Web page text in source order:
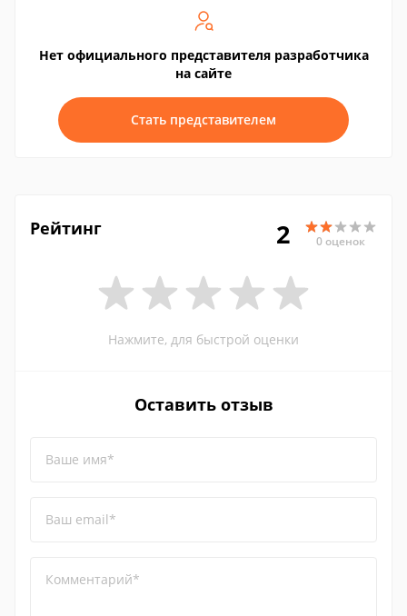
Нет официального представителя разработчика
на сайте
Стать представителем
Рейтинг 2 0 оценок
Нажмите, для быстрой оценки
Оставить отзыв
Ваше имя*
Ваш email*
Комментарий*